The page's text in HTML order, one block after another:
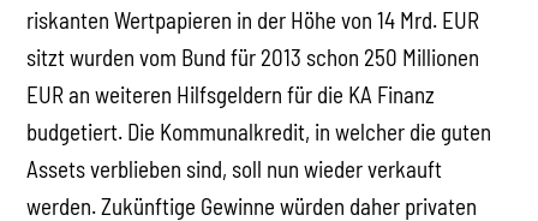
riskanten Wertpapieren in der Höhe von 14 Mrd. EUR
sitzt wurden vom Bund für 2013 schon 250 Millionen
EUR an weiteren Hilfsgeldern für die KA Finanz
budgetiert. Die Kommunalkredit, in welcher die guten
Assets verblieben sind, soll nun wieder verkauft
werden. Zukünftige Gewinne würden daher privaten